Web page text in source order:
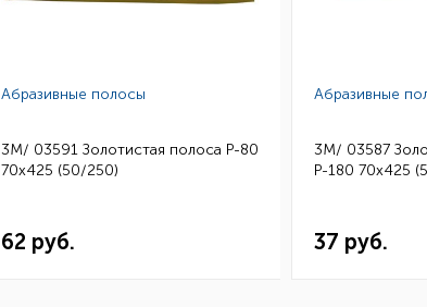
Абразивные полосы
3M/ 03591 Золотистая полоса Р-80
70х425 (50/250)
62 руб.
Абразивные
3M/ 03587
Р-180 70х425
37 руб.